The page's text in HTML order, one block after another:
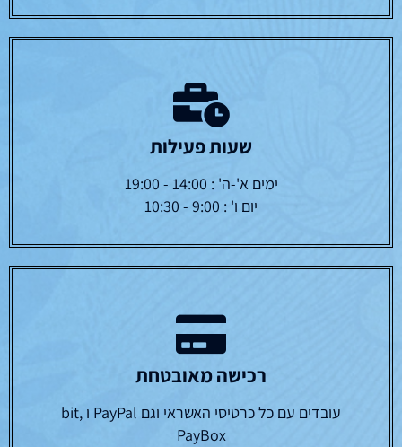
שעות פעילות
ימים א'-ה' : 14:00 - 19:00
יום ו' : 9:00 - 10:30
רכישה מאובטחת
עובדים עם כל כרטיסי האשראי וגם PayPal ו bit,
PayBox